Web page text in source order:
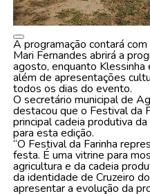
A programação contará
Mari Fernandes abrirá a
agosto, enquanto
além de apresentações
todos os dias do evento.
O secretário municipal de
destacou que o Festival da
principal cadeia produtiva
para esta edição.
“O Festival da Farinha
festa. É uma vitrine para
agricultura e da cadeia
da identidade de Cruzeiro
apresentar a evolução da